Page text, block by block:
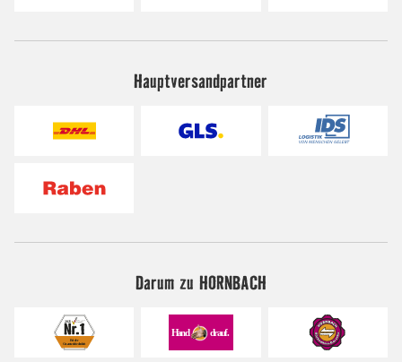
Hauptversandpartner
Darum zu HORNBACH